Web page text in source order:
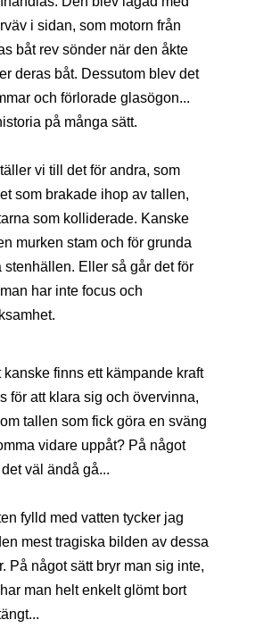
i sidan, som motorn från
båt rev sönder när den åkte
deras båt. Dessutom blev det
och förlorade glasögon...
på många sätt.
vi till det för andra, som
som brakade ihop av tallen,
som kolliderade. Kanske
murken stam och för grunda
stenhällen. Eller så går det för
har inte focus och
kanske finns ett kämpande kraft
för att klara sig och övervinna,
tallen som fick göra en sväng
vidare uppåt? På något
väl ändå gå...
fylld med vatten tycker jag
mest tragiska bilden av dessa
På något sätt bryr man sig inte,
man helt enkelt glömt bort